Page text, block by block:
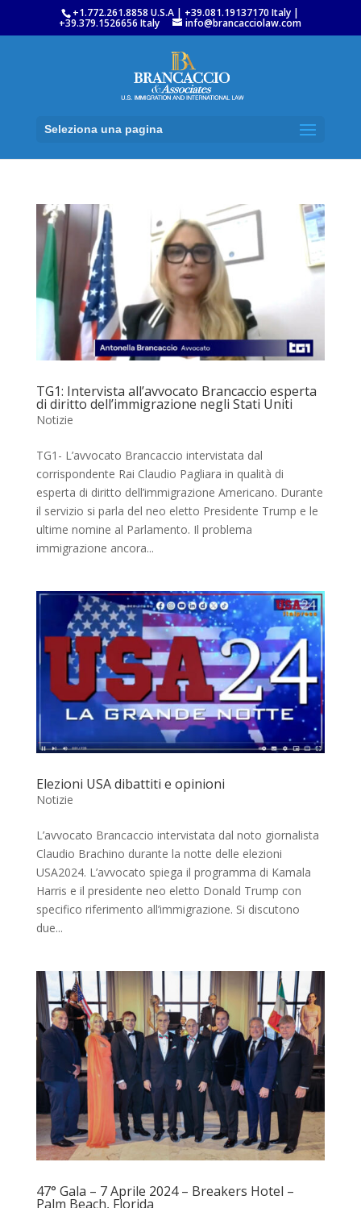
+1.772.261.8858 U.S.A | +39.081.19137170 Italy |
+39.379.1526656 Italy info@brancacciolaw.com
Seleziona una pagina
TG1: Intervista all’avvocato Brancaccio esperta
di diritto dell’immigrazione negli Stati Uniti
Notizie
TG1- L’avvocato Brancaccio intervistata dal
corrispondente Rai Claudio Pagliara in qualità di
esperta di diritto dell’immigrazione Americano. Durante
il servizio si parla del neo eletto Presidente Trump e le
ultime nomine al Parlamento. Il problema
immigrazione ancora...
Elezioni USA dibattiti e opinioni
Notizie
L’avvocato Brancaccio intervistata dal noto giornalista
Claudio Brachino durante la notte delle elezioni
USA2024. L’avvocato spiega il programma di Kamala
Harris e il presidente neo eletto Donald Trump con
specifico riferimento all’immigrazione. Si discutono
due...
47° Gala – 7 Aprile 2024 – Breakers Hotel –
Palm Beach, Florida